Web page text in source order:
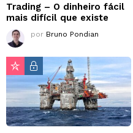
Trading – O dinheiro fácil
mais difícil que existe
por Bruno Pondian